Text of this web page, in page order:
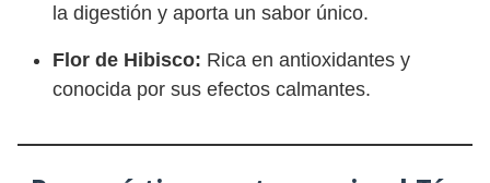
la digestión y aporta un sabor único.
Flor de Hibisco: Rica en antioxidantes y
conocida por sus efectos calmantes.